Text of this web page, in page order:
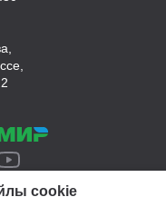
cookie